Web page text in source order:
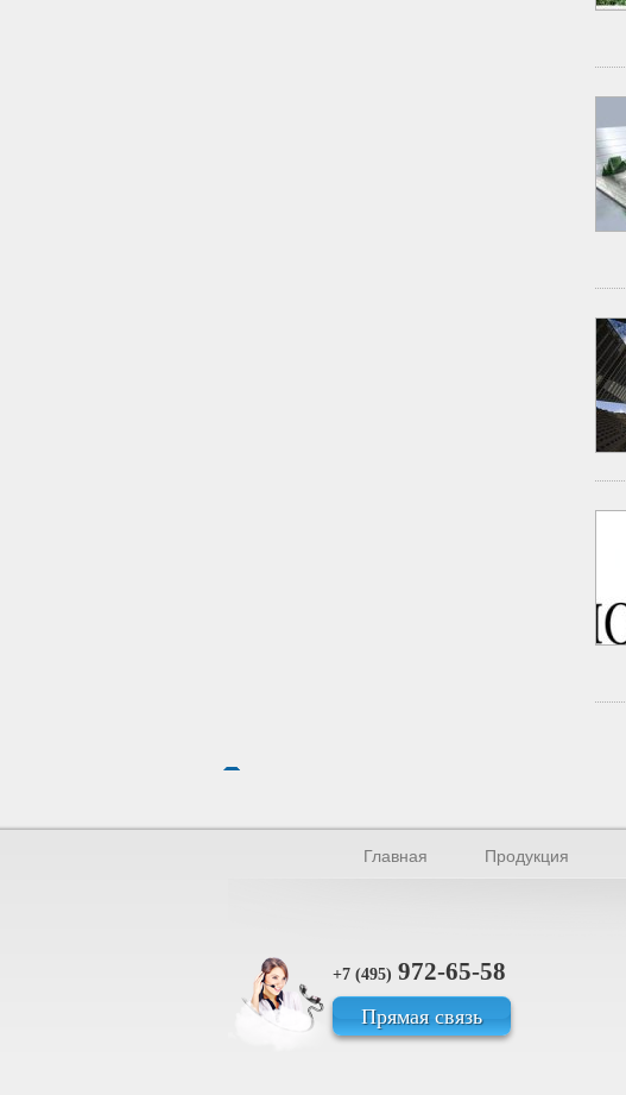
Главная Продукция
+7 (495) 972-65-58
Прямая связь